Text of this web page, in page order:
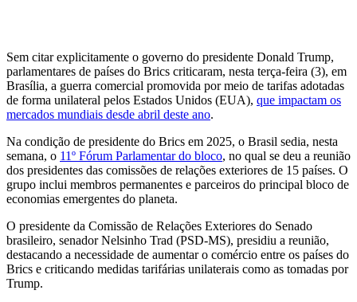
Sem citar explicitamente o governo do presidente Donald Trump,
parlamentares de países do Brics criticaram, nesta terça-feira (3), em
Brasília, a guerra comercial promovida por meio de tarifas adotadas
de forma unilateral pelos Estados Unidos (EUA), que impactam os
mercados mundiais desde abril deste ano.
Na condição de presidente do Brics em 2025, o Brasil sedia, nesta
semana, o 11º Fórum Parlamentar do bloco, no qual se deu a reunião
dos presidentes das comissões de relações exteriores de 15 países. O
grupo inclui membros permanentes e parceiros do principal bloco de
economias emergentes do planeta.
O presidente da Comissão de Relações Exteriores do Senado
brasileiro, senador Nelsinho Trad (PSD-MS), presidiu a reunião,
destacando a necessidade de aumentar o comércio entre os países do
Brics e criticando medidas tarifárias unilaterais como as tomadas por
Trump.